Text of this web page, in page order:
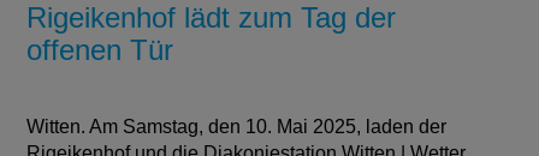
Rigeikenhof lädt zum Tag der
offenen Tür
Witten. Am Samstag, den 10. Mai 2025, laden der